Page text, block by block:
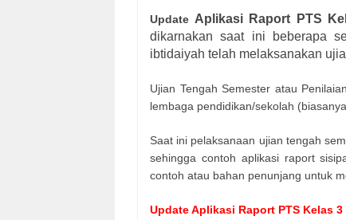
Update Aplikasi Raport PTS
dikarnakan saat ini beberapa
ibtidaiyah telah melaksanakan
Ujian Tengah Semester atau
lembaga pendidikan/sekolah
Saat ini pelaksanaan ujian tengah
sehingga contoh aplikasi raport
contoh atau bahan penunjang untuk
Update Aplikasi Raport PTS Kelas 3